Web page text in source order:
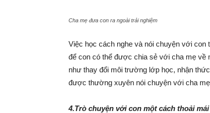
Cha mẹ đưa con ra ngoài trải nghiệm
Việc học cách nghe và nói chuyện với
để con có thể được chia sẻ với cha mẹ về
như thay đổi môi trường lớp học, nhận
được thường xuyên nói chuyện với cha
4.Trò chuyện với con một cách thoải mái